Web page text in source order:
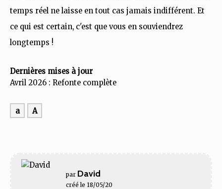
temps réel ne laisse en tout cas jamais indifférent. Et
ce qui est certain, c'est que vous en souviendrez
longtemps !
Dernières mises à jour
Avril 2026 : Refonte complète
a A
par David
créé le 18/05/20